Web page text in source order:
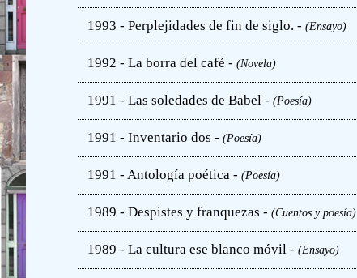
1993 - Perplejidades de fin de siglo. - (Ensayo)
1992 - La borra del café - (Novela)
1991 - Las soledades de Babel - (Poesía)
1991 - Inventario dos - (Poesía)
1991 - Antología poética - (Poesía)
1989 - Despistes y franquezas - (Cuentos y poesía)
1989 - La cultura ese blanco móvil - (Ensayo)